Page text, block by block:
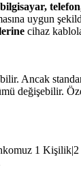
bilgisayar,
uygun
cihaz
Ancak
değişebilir.
1